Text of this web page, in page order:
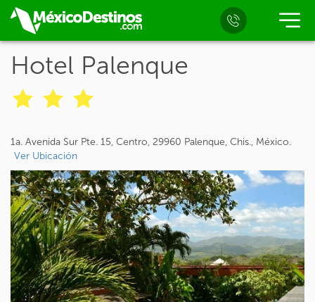
Hotel Palenque
1a. Avenida Sur Pte. 15, Centro, 29960 Palenque, Chis., México.
Ver Ubicación